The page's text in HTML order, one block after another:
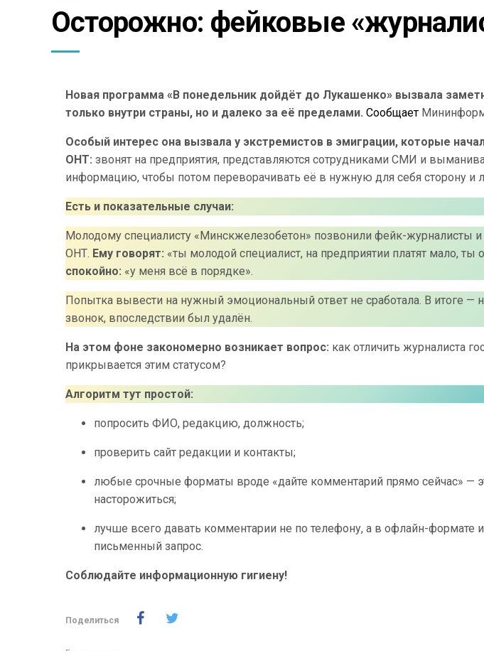
Осторожно: фейковые
Новая программа «В понедельник дойдёт до Лукашенко» вызвала
только внутри страны, но и далеко за её пределами. Сообщает
Особый интерес она вызвала у экстремистов в эмиграции, которые
ОНТ: звонят на предприятия, представляются сотрудниками СМИ и
информацию, чтобы потом переворачивать её в нужную для себя сторону и
Есть и показательные случаи:
Молодому специалисту «Минскжелезобетон» позвонили фейк-журналисты и
ОНТ. Ему говорят: «ты молодой специалист, на предприятии платят мало, ты
спокойно: «у меня всё в порядке».
Попытка вывести на нужный эмоциональный ответ не сработала. В итоге —
звонок, впоследствии был удалён.
На этом фоне закономерно возникает вопрос: как отличить журналиста
прикрывается этим статусом?
Алгоритм тут простой:
попросить ФИО, редакцию, должность;
проверить сайт редакции и контакты;
любые срочные форматы вроде «дайте комментарий прямо сейчас» —
насторожиться;
лучше всего давать комментарии не по телефону, а в офлайн-формате
письменный запрос.
Соблюдайте информационную гигиену!
Поделиться